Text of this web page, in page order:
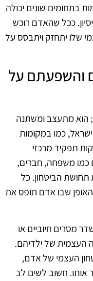
שונים יכולה
ככל שהאדם רוכש
שלו יתחזק ויתבסס על
והשפעתם על
הוא מתעצב ומשתנה
כמו במקומות
תפקיד מרכזי
כמו משפחה, חברים,
תחושת הביטחון. כל
שבו אדם תופס את
מסרים חיוביים או
העצמית של ילדיהם.
העצמי של אדם,
אותו. חשוב לשים לב